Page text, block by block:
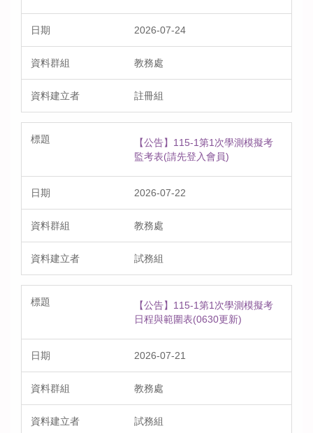
2026-07-24
教務處
註冊組
【公告】115-1第1次學測模擬考
監考表(請先登入會員)
2026-07-22
教務處
試務組
【公告】115-1第1次學測模擬考
日程與範圍表(0630更新)
2026-07-21
教務處
試務組